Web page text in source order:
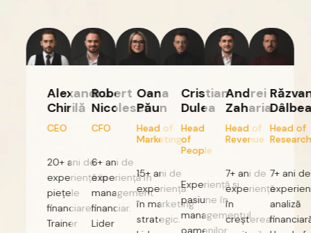
Alexandru
Chirilă
CEO
20+ ani de
experiență în
piețele
financiare.
Trainer
Robert
Nicolescu
CFO
6+ ani de
experiență în
management
financiar.
Lider
Oana
Păun
Head of
Marketing
15+ ani de
experiență
în marketing
strategic.
Cristian
Dulea
Head
of
People
Experiență și
pasiune în
managementul
oamenilor.
Andrei
Zaharia
Head of
Revenue
ani de
experiență
în
creșterea
Răzvan
Dâlbea
Head of
Research
7+ ani de
experiență
analiză
financiară.